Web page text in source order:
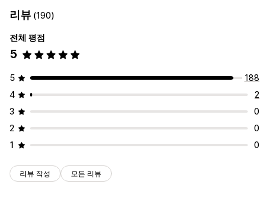
리뷰 (190)
전체 평점
5
5
188
4
2
3
0
2
0
1
0
리뷰 작성 모든 리뷰